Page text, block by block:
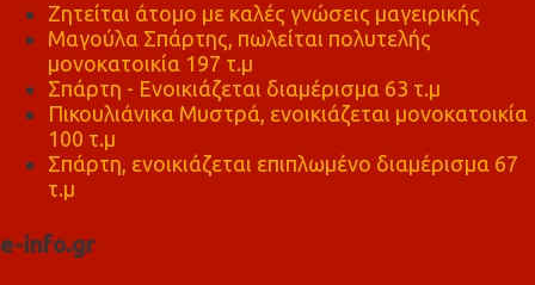
Ζητείται άτομο με καλές γνώσεις μαγειρικής
Μαγούλα Σπάρτης, πωλείται πολυτελής
μονοκατοικία 197 τ.μ
Σπάρτη - Ενοικιάζεται διαμέρισμα 63 τ.μ
Πικουλιάνικα Μυστρά, ενοικιάζεται μονοκατοικία
100 τ.μ
Σπάρτη, ενοικιάζεται επιπλωμένο διαμέρισμα 67
τ.μ
e-info.gr